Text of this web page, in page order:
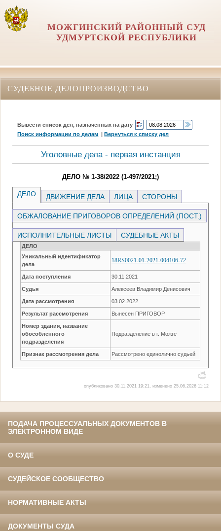
МОЖГИНСКИЙ РАЙОННЫЙ СУД
УДМУРТСКОЙ РЕСПУБЛИКИ
СУДЕБНОЕ ДЕЛОПРОИЗВОДСТВО
Вывести список дел, назначенных на дату
Поиск информации по делам |Вернуться к списку дел
Уголовные дела - первая инстанция
ДЕЛО № 1-38/2022 (1-497/2021;)
ДЕЛО ДВИЖЕНИЕ ДЕЛА ЛИЦА СТОРОНЫ
ОБЖАЛОВАНИЕ ПРИГОВОРОВ ОПРЕДЕЛЕНИЙ (ПОСТ.)
ИСПОЛНИТЕЛЬНЫЕ ЛИСТЫ СУДЕБНЫЕ АКТЫ
ДЕЛО
Уникальный идентификатор
дела
18RS0021-01-2021-004106-72
Дата поступления 30.11.2021
Судья Алексеев Владимир Денисович
Дата рассмотрения 03.02.2022
Результат рассмотрения Вынесен ПРИГОВОР
Номер здания, название
обособленного
подразделения
Подразделение в г. Можге
Признак рассмотрения дела Рассмотрено единолично судьей
опубликовано 30.11.2021 19:21, изменено 25.06.2026 11:12
ПОДАЧА ПРОЦЕССУАЛЬНЫХ ДОКУМЕНТОВ В
ЭЛЕКТРОННОМ ВИДЕ
О СУДЕ
СУДЕЙСКОЕ СООБЩЕСТВО
НОРМАТИВНЫЕ АКТЫ
ДОКУМЕНТЫ СУДА